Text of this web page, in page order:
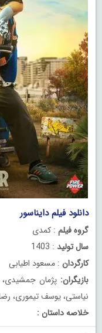
دانلود فیلم دایناسور
گروه فیلم : کمدی
سال تولید : 1403
کارگردان : مسعود اطیابی
بازیگران:پژمان جمشیدی،
نیاستی، یوسف تیموری،
خلاصه داستان :